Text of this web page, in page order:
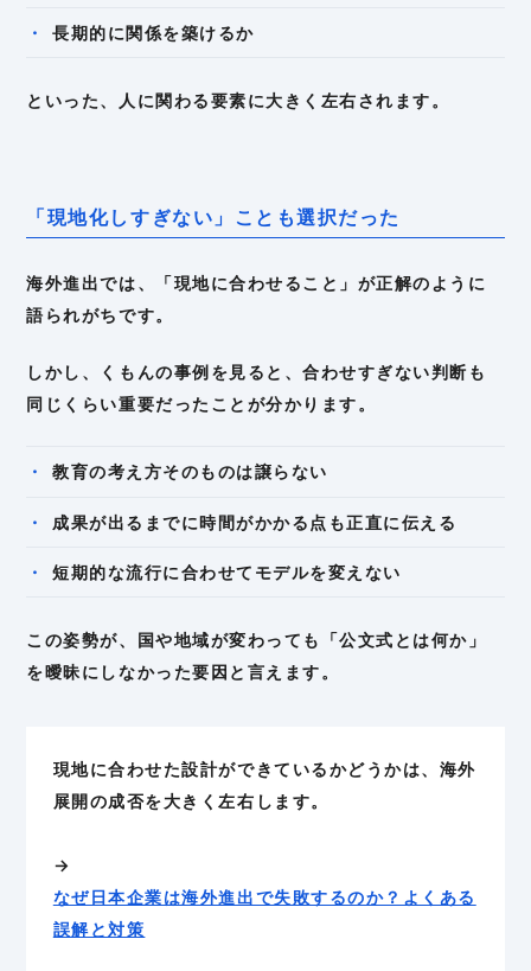
長期的に関係を築けるか
といった、人に関わる要素に大きく左右されます。
「現地化しすぎない」ことも選択だった
海外進出では、「現地に合わせること」が正解のように
語られがちです。
しかし、くもんの事例を見ると、合わせすぎない判断も
同じくらい重要だったことが分かります。
教育の考え方そのものは譲らない
成果が出るまでに時間がかかる点も正直に伝える
短期的な流行に合わせてモデルを変えない
この姿勢が、国や地域が変わっても「公文式とは何か」
を曖昧にしなかった要因と言えます。
現地に合わせた設計ができているかどうかは、海外
展開の成否を大きく左右します。
→
なぜ日本企業は海外進出で失敗するのか？よくある
誤解と対策